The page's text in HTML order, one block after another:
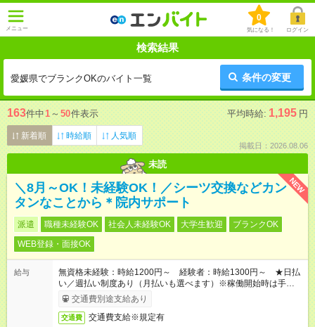
メニュー
0
気になる！ ログイン
検索結果
愛媛県でブランクOKのバイト一覧 条件の変更
163件中1 ～ 50件表示 平均時給: 1,195 円
新着順 時給順 人気順
掲載日：2026.08.06
未読
NEW
＼8月～OK！未経験OK！／シーツ交換などカン
タンなことから＊院内サポート
派遣 職種未経験OK 社会人未経験OK 大学生歓迎
ブランクOK
WEB登録・面接OK
給与
無資格未経験：時給1200円～ 経験者：時給1300円～ ★日払
い／週払い制度あり（月払いも選べます）※稼働開始時は手続き
完了次第のお支払いとなります。
交通費別途支給あり
交通費 交通費支給※規定有